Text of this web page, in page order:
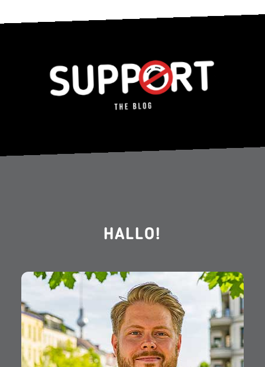
HALLO!